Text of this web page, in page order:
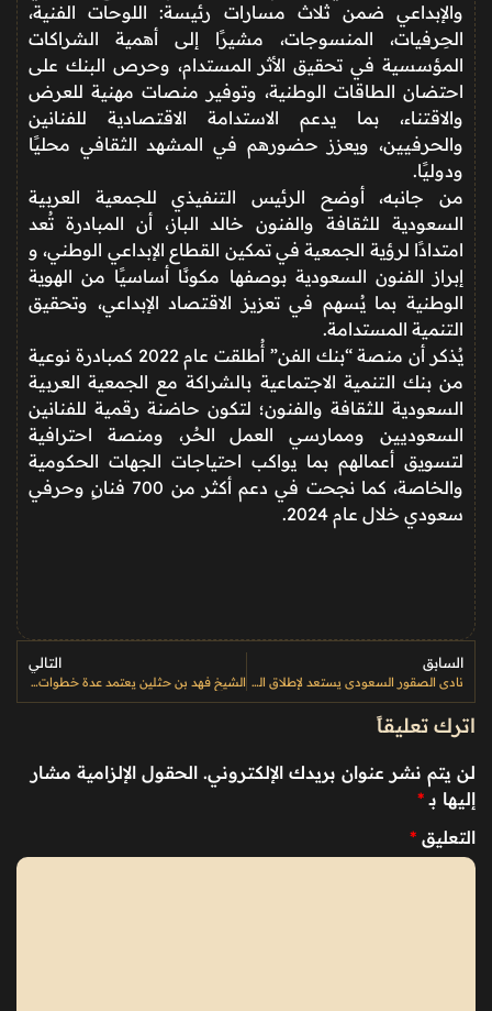
والإبداعي ضمن ثلاث مسارات رئيسة: اللوحات الفنية،
الحِرفيات، المنسوجات، مشيرًا إلى أهمية الشراكات
المؤسسية في تحقيق الأثر المستدام، وحرص البنك على
احتضان الطاقات الوطنية، وتوفير منصات مهنية للعرض
والاقتناء، بما يدعم الاستدامة الاقتصادية للفنانين
والحرفيين، ويعزز حضورهم في المشهد الثقافي محليًا
ودوليًا.
من جانبه، أوضح الرئيس التنفيذي للجمعية العربية
السعودية للثقافة والفنون خالد الباز، أن المبادرة تُعد
امتدادًا لرؤية الجمعية في تمكين القطاع الإبداعي الوطني، و
إبراز الفنون السعودية بوصفها مكونًا أساسيًا من الهوية
الوطنية بما يُسهم في تعزيز الاقتصاد الإبداعي، وتحقيق
التنمية المستدامة.
يُذكر أن منصة “بنك الفن” أُطلقت عام 2022 كمبادرة نوعية
من بنك التنمية الاجتماعية بالشراكة مع الجمعية العربية
السعودية للثقافة والفنون؛ لتكون حاضنة رقمية للفنانين
السعوديين وممارسي العمل الحُر، ومنصة احترافية
لتسويق أعمالهم بما يواكب احتياجات الجهات الحكومية
والخاصة، كما نجحت في دعم أكثر من 700 فنانٍ وحرفي
سعودي خلال عام 2024.
السابق
نادي الصقور السعودي يستعد لإطلاق المزاد الدولي للصقور في أغسطس 2025
التالي
الشيخ فهد بن حثلين يعتمد عدة خطوات تطويرية في النسخة العاشرة من مهرجان الملك عبدالعزيز للإبل
اترك تعليقاً
لن يتم نشر عنوان بريدك الإلكتروني. الحقول الإلزامية مشار
إليها بـ *
التعليق *